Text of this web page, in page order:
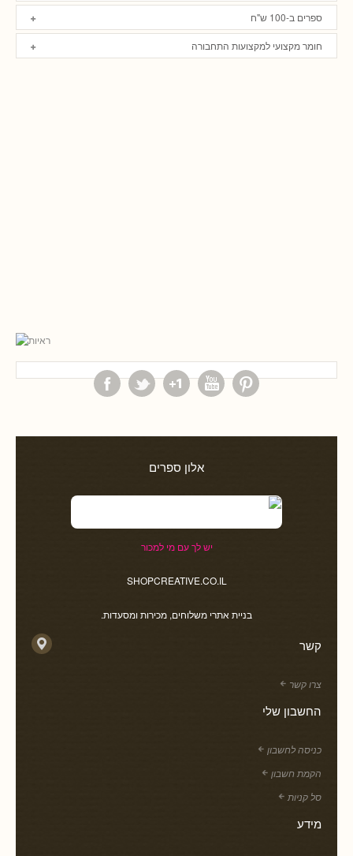
ספרים ב-100 ש"ח
חומר מקצועי למקצועות התחבורה
אלון ספרים
יש לך עם מי למכור
SHOPCREATIVE.CO.IL
בניית אתרי משלוחים, מכירות ומסעדות.
קשר
צרו קשר
החשבון שלי
כניסה לחשבון
הקמת חשבון
סל קניות
מידע